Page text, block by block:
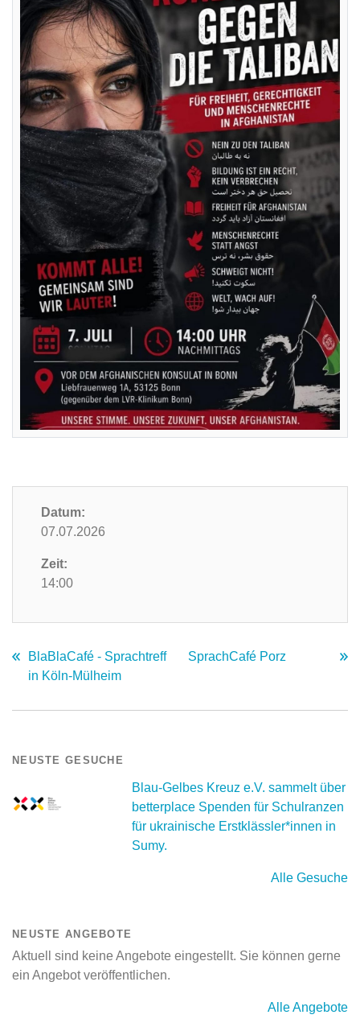
Datum:
07.07.2026
Zeit:
14:00
BlaBlaCafé - Sprachtreff
in Köln-Mülheim
SprachCafé Porz
NEUSTE GESUCHE
Blau-Gelbes Kreuz e.V. sammelt über
betterplace Spenden für Schulranzen
für ukrainische Erstklässler*innen in
Sumy.
Alle Gesuche
NEUSTE ANGEBOTE
Aktuell sind keine Angebote eingestellt. Sie können gerne
ein Angebot veröffentlichen.
Alle Angebote